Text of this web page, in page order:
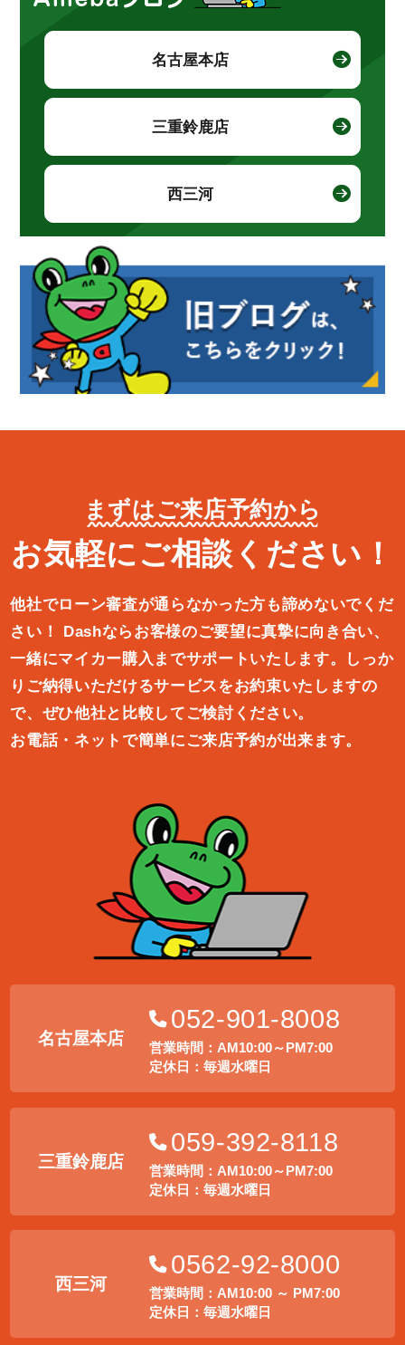
名古屋本店
三重鈴鹿店
西三河
まずはご来店予約から
お気軽にご相談ください！
他社でローン審査が通らなかった方も諦めないでくだ
さい！
Dashならお客様のご要望に真摯に向き合い、
一緒にマイカー購入ま でサポートいたします。しっか
りご納得いただけるサービスをお約束いたしますの
で、ぜひ他社と比較してご検討ください。
お電話・ネットで簡単にご来店予約が出来ます。
名古屋本店
052-901-8008
営業時間：AM10:00～PM7:00
定休日：毎週水曜日
三重鈴鹿店
059-392-8118
営業時間：AM10:00～PM7:00
定休日：毎週水曜日
西三河
0562-92-8000
営業時間：AM10:00 ～ PM7:00
定休日：毎週水曜日